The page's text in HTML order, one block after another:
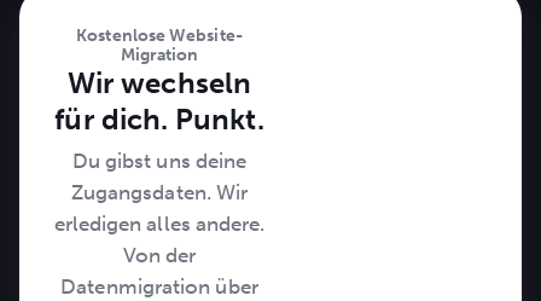
Kostenlose Website-
Migration
Wir wechseln
für dich. Punkt.
Du gibst uns deine
Zugangsdaten. Wir
erledigen alles andere.
Von der
Datenmigration über